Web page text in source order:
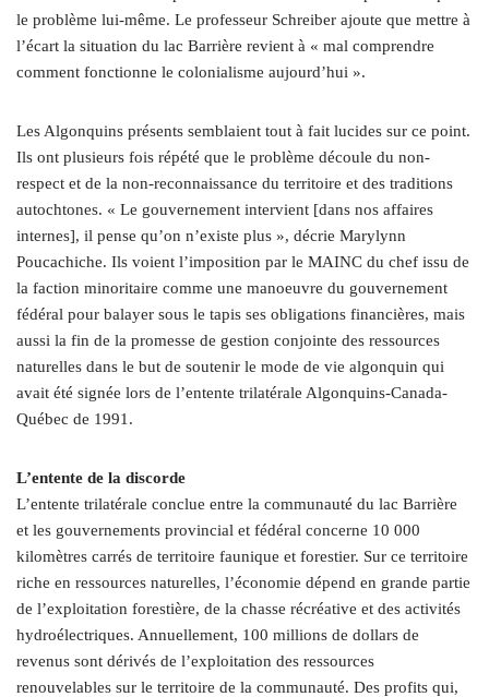
le problème lui-même. Le professeur Schreiber ajoute que mettre à
l’écart la situation du lac Barrière revient à « mal comprendre
comment fonctionne le colonialisme aujourd’hui ».
Les Algonquins présents semblaient tout à fait lucides sur ce point.
Ils ont plusieurs fois répété que le problème découle du non-
respect et de la non-reconnaissance du territoire et des traditions
autochtones. « Le gouvernement intervient [dans nos affaires
internes], il pense qu’on n’existe plus », décrie Marylynn
Poucachiche. Ils voient l’imposition par le MAINC du chef issu de
la faction minoritaire comme une manoeuvre du gouvernement
fédéral pour balayer sous le tapis ses obligations financières, mais
aussi la fin de la promesse de gestion conjointe des ressources
naturelles dans le but de soutenir le mode de vie algonquin qui
avait été signée lors de l’entente trilatérale Algonquins-Canada-
Québec de 1991.
L’entente de la discorde
L’entente trilatérale conclue entre la communauté du lac Barrière
et les gouvernements provincial et fédéral concerne 10 000
kilomètres carrés de territoire faunique et forestier. Sur ce territoire
riche en ressources naturelles, l’économie dépend en grande partie
de l’exploitation forestière, de la chasse récréative et des activités
hydroélectriques. Annuellement, 100 millions de dollars de
revenus sont dérivés de l’exploitation des ressources
renouvelables sur le territoire de la communauté. Des profits qui,